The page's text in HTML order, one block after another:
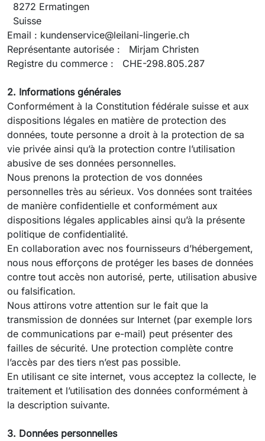
8272 Ermatingen
Suisse
Email : kundenservice@leilani-lingerie.ch
Représentante autorisée : Mirjam Christen
Registre du commerce : CHE-298.805.287
2. Informations générales
Conformément à la Constitution fédérale suisse et aux
dispositions légales en matière de protection des
données, toute personne a droit à la protection de sa
vie privée ainsi qu’à la protection contre l’utilisation
abusive de ses données personnelles.
Nous prenons la protection de vos données
personnelles très au sérieux. Vos données sont traitées
de manière confidentielle et conformément aux
dispositions légales applicables ainsi qu’à la présente
politique de confidentialité.
En collaboration avec nos fournisseurs d’hébergement,
nous nous efforçons de protéger les bases de données
contre tout accès non autorisé, perte, utilisation abusive
ou falsification.
Nous attirons votre attention sur le fait que la
transmission de données sur Internet (par exemple lors
de communications par e-mail) peut présenter des
failles de sécurité. Une protection complète contre
l’accès par des tiers n’est pas possible.
En utilisant ce site internet, vous acceptez la collecte, le
traitement et l’utilisation des données conformément à
la description suivante.
3. Données personnelles